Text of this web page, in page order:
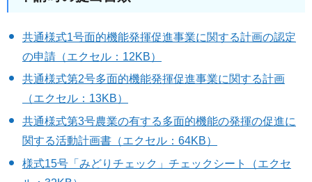
共通様式1号面的機能発揮促進事業に関する計画の認定
の申請（エクセル：12KB）
共通様式第2号多面的機能発揮促進事業に関する計画
（エクセル：13KB）
共通様式第3号農業の有する多面的機能の発揮の促進に
関する活動計画書（エクセル：64KB）
様式15号「みどりチェック」チェックシート（エクセ